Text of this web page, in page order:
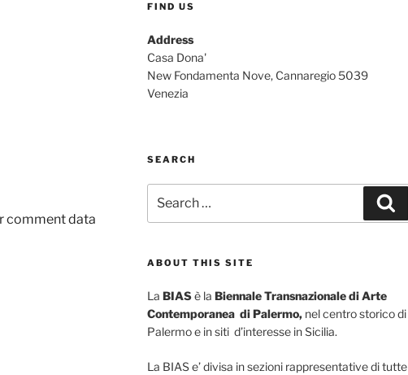
comment data
FIND US
Address
Casa Dona'
New Fondamenta Nove, Cannaregio 5039
Venezia
SEARCH
for:
ABOUT THIS SITE
La BIASè la Biennale Transnazionale di Arte
Contemporanea di Palermo, nel centro storico di
Palermo e in siti d’interesse in Sicilia.
La BIAS e’ divisa in sezioni rappresentative di tutte